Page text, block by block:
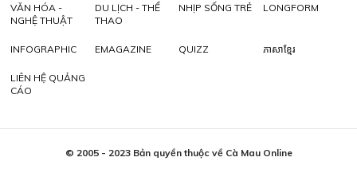
VĂN HÓA -
NGHỆ THUẬT
DU LỊCH - THỂ
THAO
NHỊP SỐNG TRẺ LONGFORM
INFOGRAPHIC EMAGAZINE QUIZZ ភាសាខ្មែរ
LIÊN HỆ QUẢNG
CÁO
© 2005 - 2023 Bản quyền thuộc về Cà Mau Online